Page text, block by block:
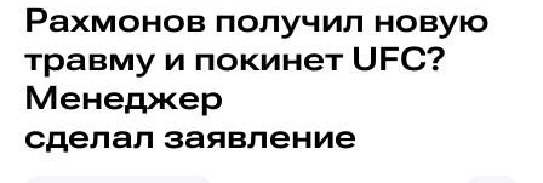
Рахмонов получил новую
травму и покинет UFC?
Менеджер
сделал заявление